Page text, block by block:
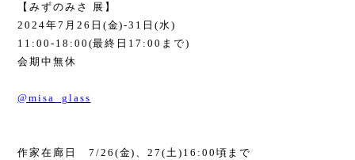
【みずのみさ 展】
2024年7 月 26 日 (金)-31 日(水)
11:00-18:00(最終日 17:00 まで)
会期中無休
@misa_glass
作家在廊日 7/26(金) 、27(土)16:00 頃まで